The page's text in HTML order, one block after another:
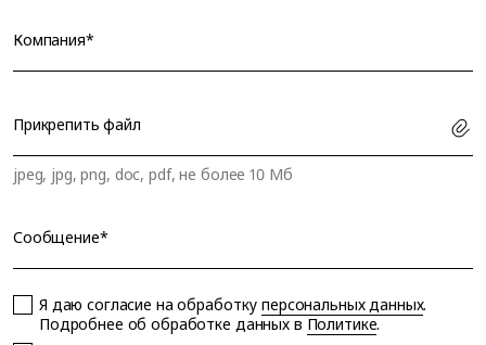
Компания*
Прикрепить файл
jpeg, jpg, png, doc, pdf, не более 10 Мб
Сообщение*
Я даю согласие на обработкуперсональных данных.
Подробнее об обработке данных в Политике.